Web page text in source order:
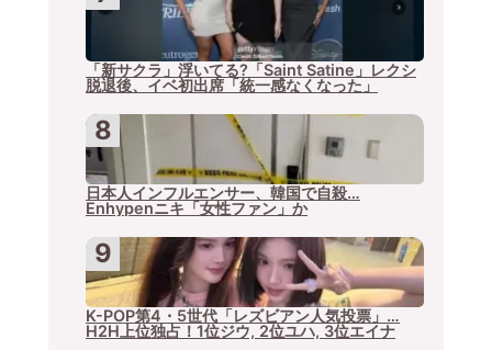
「新サクラ」浮いてる?「Saint Satine」レクシ
脱退後、イベ初出席「統一感なくなった」
日本人インフルエンサー、韓国で自殺…
Enhypenニキ「女性ファン」か
K-POP第4・5世代「レズビアン人気投票」…
H2H上位独占！1位ジウ, 2位ユハ, 3位エイナ